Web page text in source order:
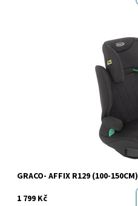
GRACO- AFFIX R129 (100-150CM)
1 799 Kč